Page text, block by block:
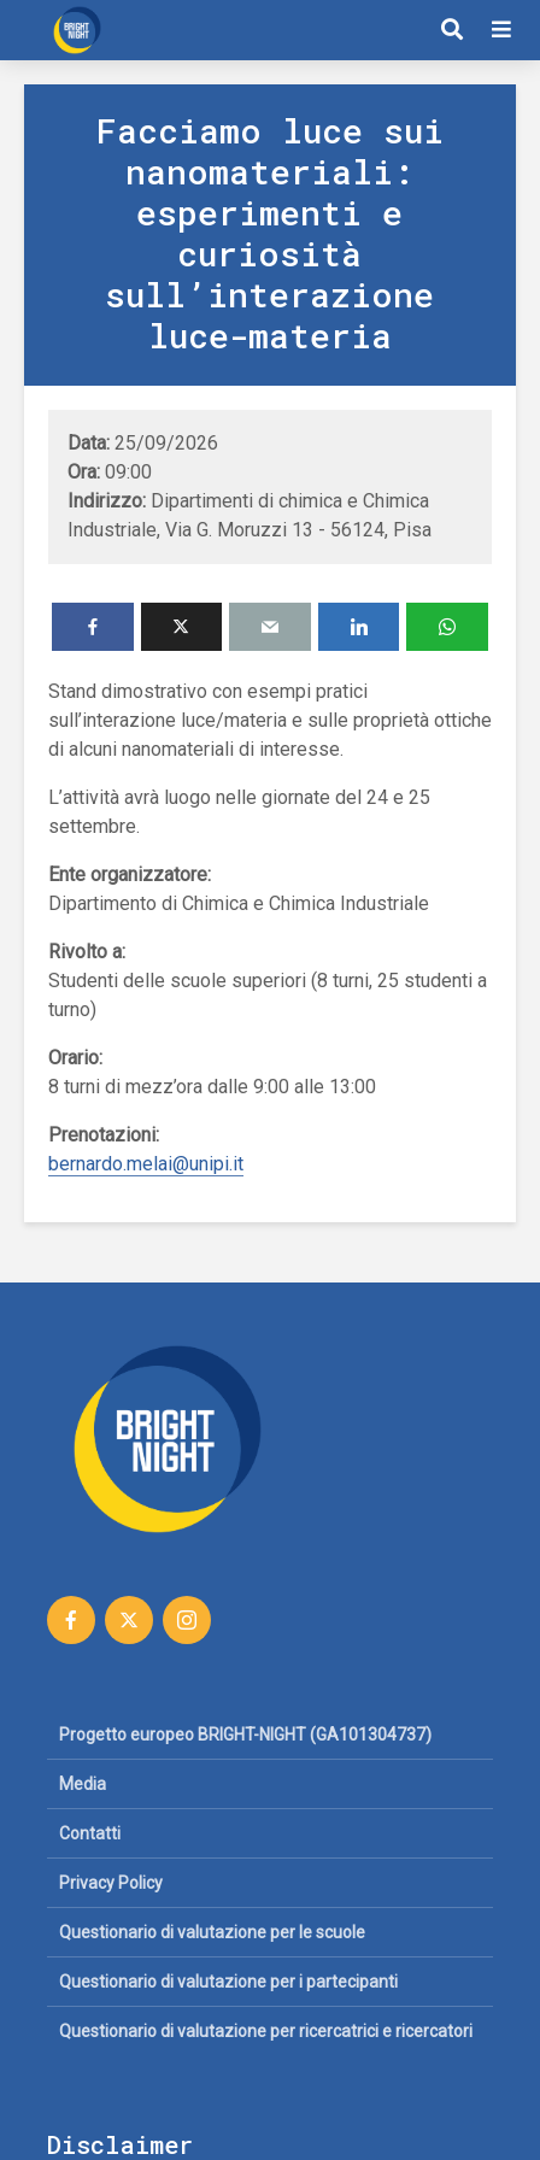
Facciamo luce sui
nanomateriali:
esperimenti e
curiosità
sull’interazione
luce-materia
Data: 25/09/2026
Ora: 09:00
Indirizzo: Dipartimenti di chimica e Chimica
Industriale, Via G. Moruzzi 13 - 56124, Pisa
Stand dimostrativo con esempi ​pratici
sull’interazione luce/materia e sulle proprietà ottiche
di alcuni nanomateriali di interesse.
L’attività avrà luogo nelle giornate del 24 e 25
settembre.
Ente organizzatore:
Dipartimento di Chimica e Chimica Industriale
Rivolto a:
Studenti delle scuole superiori (8 turni, 25 studenti a
turno)
Orario:
8 turni di mezz’ora dalle 9:00 alle 13:00
Prenotazioni:
bernardo.melai@unipi.it
Progetto europeo BRIGHT-NIGHT (GA101304737)
Media
Contatti
Privacy Policy
Questionario di valutazione per le scuole
Questionario di valutazione per i partecipanti
Questionario di valutazione per ricercatrici e ricercatori
Disclaimer